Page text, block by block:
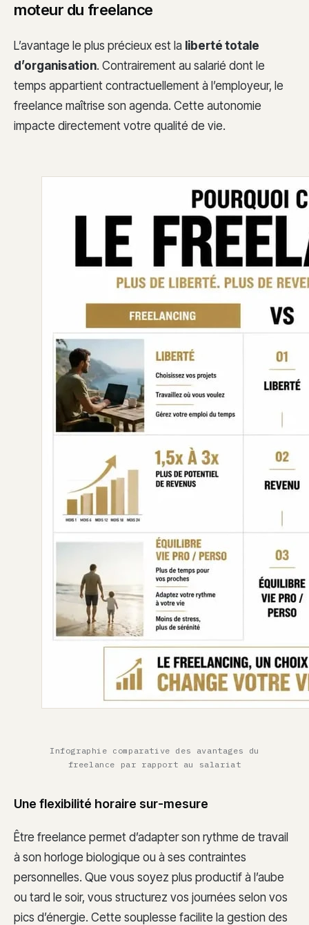
moteur du freelance
L’avantage le plus précieux est la liberté totale
d’organisation. Contrairement au salarié dont le
temps appartient contractuellement à l’employeur, le
freelance maîtrise son agenda. Cette autonomie
impacte directement votre qualité de vie.
Infographie comparative des avantages du
freelance par rapport au salariat
Une flexibilité horaire sur-mesure
Être freelance permet d’adapter son rythme de travail
à son horloge biologique ou à ses contraintes
personnelles. Que vous soyez plus productif à l’aube
ou tard le soir, vous structurez vos journées selon vos
pics d’énergie. Cette souplesse facilite la gestion des